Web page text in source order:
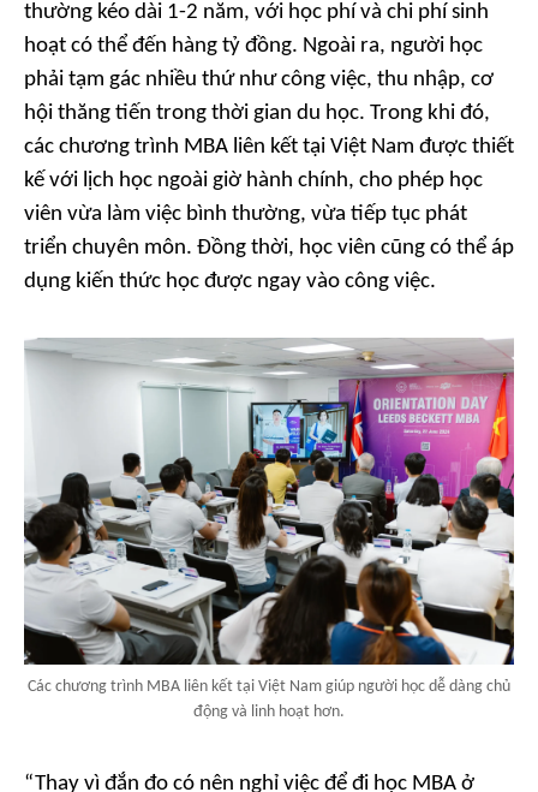
thường kéo dài 1-2 năm, với học phí và chi phí sinh
hoạt có thể đến hàng tỷ đồng. Ngoài ra, người học
phải tạm gác nhiều thứ như công việc, thu nhập, cơ
hội thăng tiến trong thời gian du học. Trong khi đó,
các chương trình MBA liên kết tại Việt Nam được thiết
kế với lịch học ngoài giờ hành chính, cho phép học
viên vừa làm việc bình thường, vừa tiếp tục phát
triển chuyên môn. Đồng thời, học viên cũng có thể áp
dụng kiến thức học được ngay vào công việc.
Các chương trình MBA liên kết tại Việt Nam giúp người học dễ dàng chủ
động và linh hoạt hơn.
“Thay vì đắn đo có nên nghỉ việc để đi học MBA ở